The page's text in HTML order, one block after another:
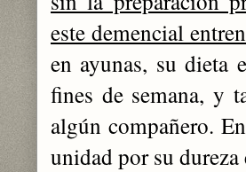
este demencial
en ayunas, su dieta
fines de semana, y
algún compañero.
unidad por su